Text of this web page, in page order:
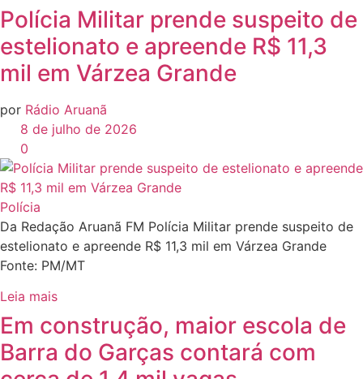
Polícia Militar prende suspeito de
estelionato e apreende R$ 11,3
mil em Várzea Grande
por Rádio Aruanã
8 de julho de 2026
0
Polícia
Da Redação Aruanã FM Polícia Militar prende suspeito de
estelionato e apreende R$ 11,3 mil em Várzea Grande
Fonte: PM/MT
Leia mais
Em construção, maior escola de
Barra do Garças contará com